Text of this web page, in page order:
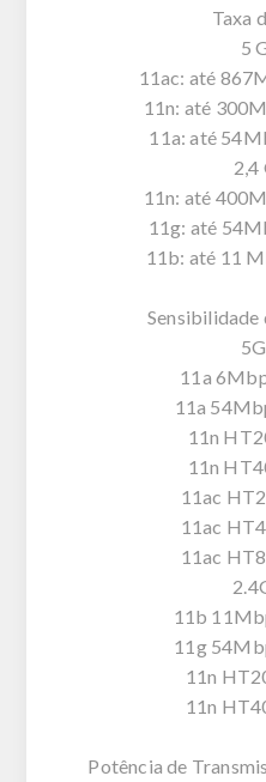
Taxa
5
11ac: até
11n: até
11a: até
2,4
11n: até
11g: até
11b: até 11
11a
11a
11n
11n
11ac
11ac
11ac
11b
11g
11n
11n
Potência de